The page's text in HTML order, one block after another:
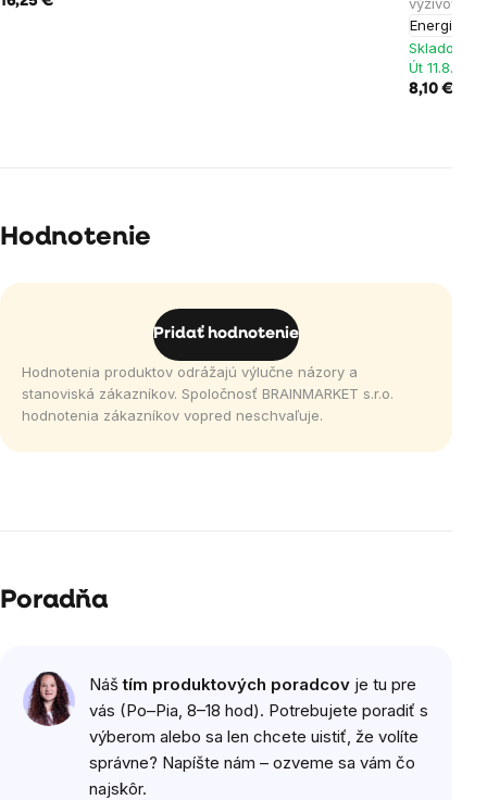
Energia
Skladom >
Út 11.8. u
8,10 €
Hodnotenie
Pridať hodnotenie
Hodnotenia produktov odrážajú výlučne názory a
stanoviská zákazníkov. Spoločnosť BRAINMARKET s.r.o.
hodnotenia zákazníkov vopred neschvaľuje.
Poradňa
Náštím produktových poradcov je tu pre
vás (Po–Pia, 8–18 hod). Potrebujete poradiť s
výberom alebo sa len chcete uistiť, že volíte
správne? Napíšte nám – ozveme sa vám čo
najskôr.